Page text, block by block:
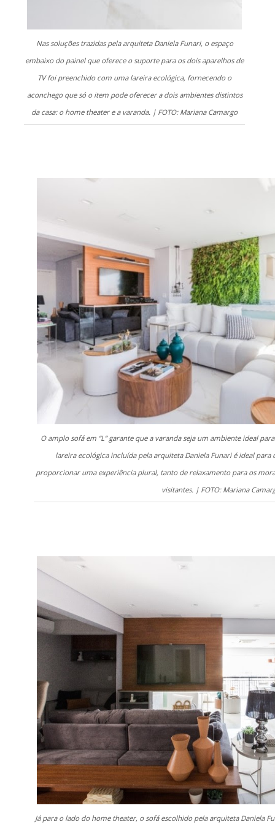
Nas soluções trazidas pela arquiteta Daniela Funari, o espaço
embaixo do painel que oferece o suporte para os dois aparelhos de
TV foi preenchido com uma lareira ecológica, fornecendo o
aconchego que só o item pode oferecer a dois ambientes distintos
da casa: o home theater e a varanda. | FOTO: Mariana Camargo
O amplo sofá em “L” garante que a varanda seja um ambiente ideal
lareira ecológica incluída pela arquiteta Daniela Funari é ideal para
proporcionar uma experiência plural, tanto de relaxamento para os
visitantes. | FOTO: Mariana
Já para o lado do home theater, o sofá escolhido pela arquiteta Daniela